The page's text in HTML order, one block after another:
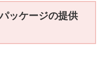
ッケージの提供